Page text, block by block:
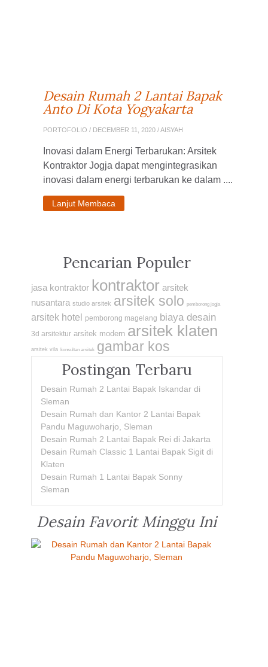
Desain Rumah 2 Lantai Bapak
Anto Di Kota Yogyakarta
PORTOFOLIO / DECEMBER 11, 2020 / AISYAH
Inovasi dalam Energi Terbarukan: Arsitek
Kontraktor Jogja dapat mengintegrasikan
inovasi dalam energi terbarukan ke dalam ....
Lanjut Membaca
Pencarian Populer
jasa kontraktor kontraktor arsitek
nusantara studio arsitek arsitek solo pemborong jogja
arsitek hotel pemborong magelang biaya desain
3d arsitektur arsitek modern arsitek klaten
arsitek vila konsultan arsitek gambar kos
Postingan Terbaru
Desain Rumah 2 Lantai Bapak Iskandar di
Sleman
Desain Rumah dan Kantor 2 Lantai Bapak
Pandu Maguwoharjo, Sleman
Desain Rumah 2 Lantai Bapak Rei di Jakarta
Desain Rumah Classic 1 Lantai Bapak Sigit di
Klaten
Desain Rumah 1 Lantai Bapak Sonny
Sleman
Desain Favorit Minggu Ini